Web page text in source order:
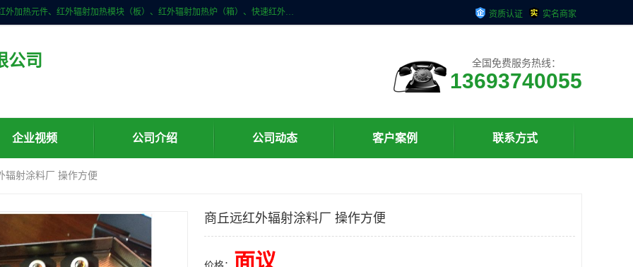
许昌市红外技术研究所有限公司主要产品有：红外辐射（吸收）涂料、红外加热元件、红外辐射加热模块（板）、红外辐射加热炉（箱）、快速红外辐射加热器、系列高端红外加热实验设备、系列红外加热控制器等。 资质认证 实名商家
公司 全国免费服务热线：
13693740055
企业视频 公司介绍 公司动态 客户案例 联系方式
辐射涂料厂 操作方便
商丘远红外辐射涂料厂 操作方便
面议